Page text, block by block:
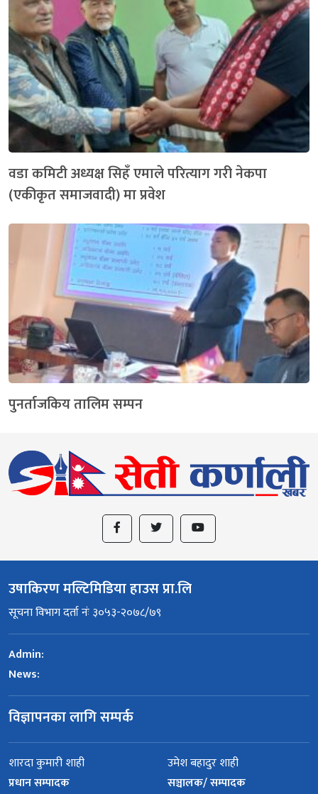
वडा कमिटी अध्यक्ष सिहँ एमाले परित्याग गरी नेकपा
(एकीकृत समाजवादी) मा प्रवेश
पुनर्ताजकिय तालिम सम्पन
उषाकिरण मल्टिमिडिया हाउस प्रा.लि
सूचना विभाग दर्ता नंः ३०५३-२०७८/७९
Admin:
News:
विज्ञापनका लागि सम्पर्क
शारदा कुमारी शाही
प्रधान सम्पादक
उमेश बहादुर शाही
सञ्चालक/ सम्पादक